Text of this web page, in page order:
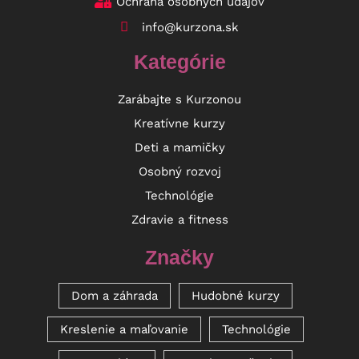
info@kurzona.sk
Kategórie
Zarábajte s Kurzonou
Kreatívne kurzy
Deti a mamičky
Osobný rozvoj
Technológie
Zdravie a fitness
Značky
Dom a záhrada Hudobné kurzy
Kreslenie a maľovanie Technológie